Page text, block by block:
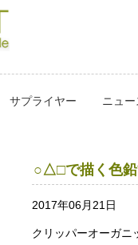
サプライヤー ニュー
○△□で描く色鉛
2017年06月21日
クリッパーオーガニ